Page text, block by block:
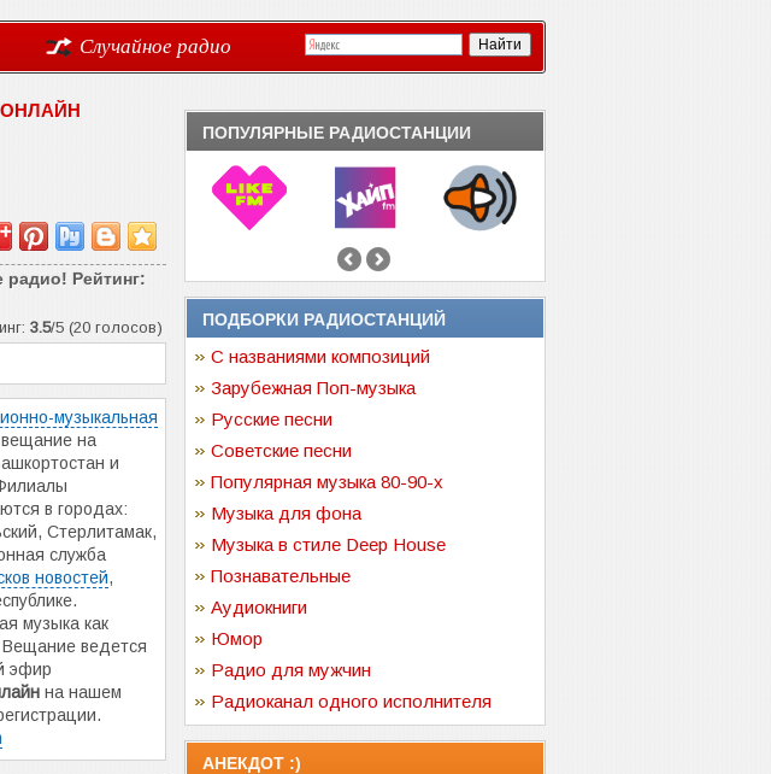
Случайное радио
ОНЛАЙН
радио! Рейтинг:
3.5/5 (20 голосов)
музыкальная
на
и
в городах:
Стерлитамак,
служба
новостей,
музыка как
Вещание ведется
эфир
на нашем
ПОПУЛЯРНЫЕ РАДИОСТАНЦИИ
ПОДБОРКИ РАДИОСТАНЦИЙ
С названиями композиций
Зарубежная Поп-музыка
Русские песни
Советские песни
Популярная музыка 80-90-х
Музыка для фона
Музыка в стиле Deep House
Познавательные
Аудиокниги
Юмор
Радио для мужчин
Радиоканал одного исполнителя
АНЕКДОТ :)